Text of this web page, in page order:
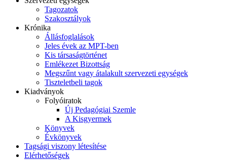
Tagozatok
Szakosztályok
Krónika
Állásfoglalások
Jeles évek az MPT-ben
Kis társaságtörténet
Emlékezet Bizottság
Megszűnt vagy átalakult szervezeti egységek
Tiszteletbeli tagok
Kiadványok
Folyóiratok
Új Pedagógiai Szemle
A Kisgyermek
Könyvek
Évkönyvek
Tagsági viszony létesítése
Elérhetőségek